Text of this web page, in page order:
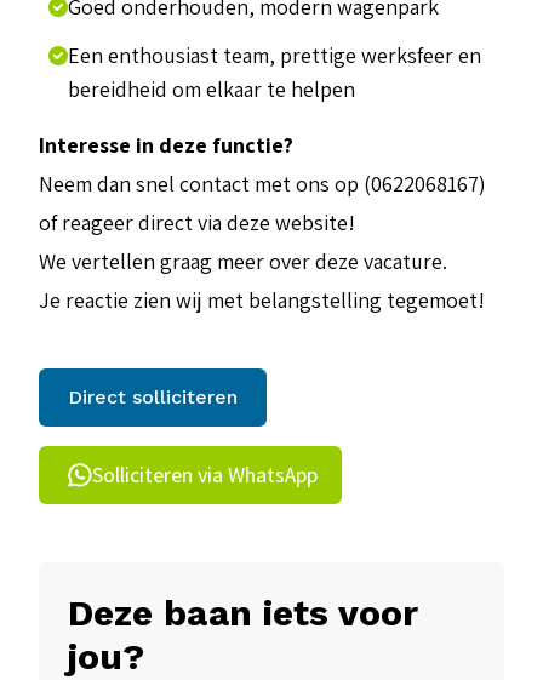
Goed onderhouden, modern wagenpark
Een enthousiast team, prettige werksfeer en
bereidheid om elkaar te helpen
Interesse in deze functie?
Neem dan snel contact met ons op (0622068167)
of reageer direct via deze website!
We vertellen graag meer over deze vacature.
Je reactie zien wij met belangstelling tegemoet!
Direct solliciteren
Solliciteren via WhatsApp
Deze baan iets voor
jou?